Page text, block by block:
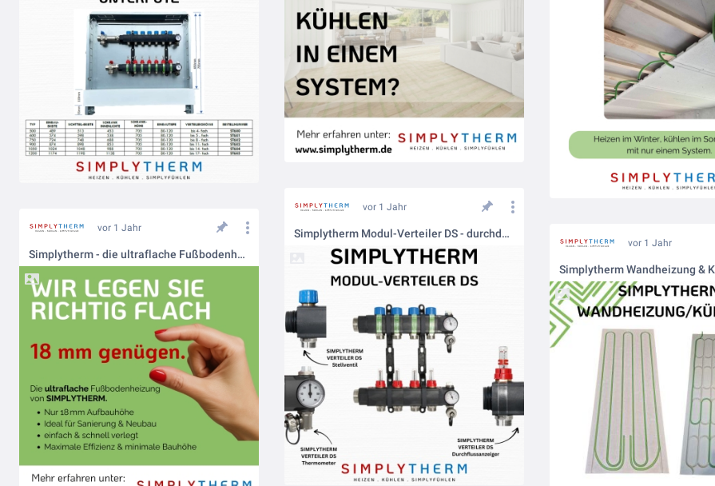
vor 1 Jahr
Simplytherm Modul-Verteiler DS - durchdacht bis ins Detail
vor 1 Jahr
Simplytherm - die ultraflache Fußbodenheizung
vor 1 Jahr
Simplytherm Wandheizung &